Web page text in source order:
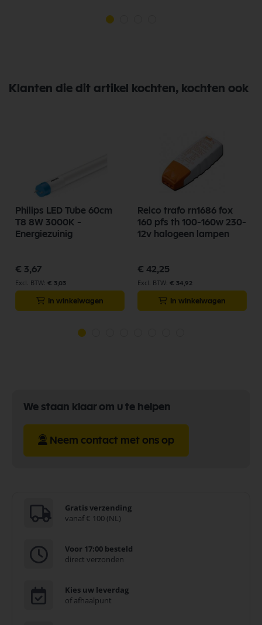
Klanten die dit artikel kochten, kochten ook
Philips LED Tube 60cm
T8 8W 3000K -
Energiezuinig
€ 3,67
€ 3,03
In winkelwagen
Relco trafo rn1686 fox
160 pfs th 100-160w 230-
12v halogeen lampen
€ 42,25
€ 34,92
In winkelwagen
We staan klaar om u te helpen
Neem contact met ons op
Gratis verzending
vanaf € 100 (NL)
Voor 17:00 besteld
direct verzonden
Kies uw leverdag
of afhaalpunt